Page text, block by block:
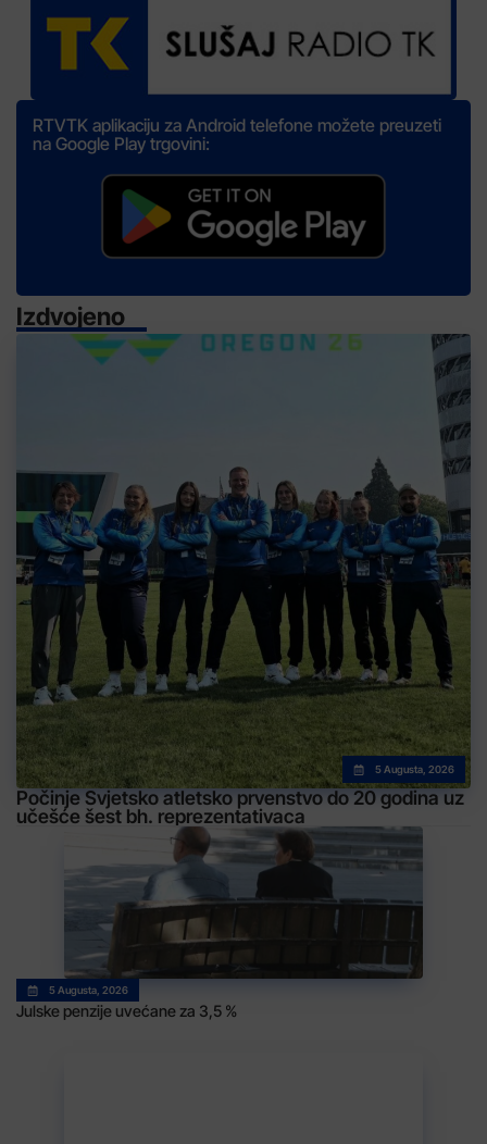
RTVTK aplikaciju za Android telefone možete preuzeti
na Google Play trgovini:
Izdvojeno
5 Augusta, 2026
Počinje Svjetsko atletsko prvenstvo do 20 godina uz
učešće šest bh. reprezentativaca
5 Augusta, 2026
Julske penzije uvećane za 3,5 %